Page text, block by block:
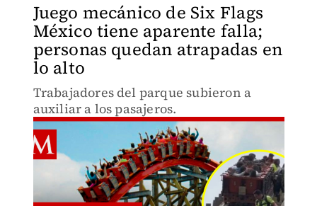
Juego mecánico de Six Flags
México tiene aparente falla;
personas quedan atrapadas en
lo alto
Trabajadores del parque subieron a
auxiliar a los pasajeros.